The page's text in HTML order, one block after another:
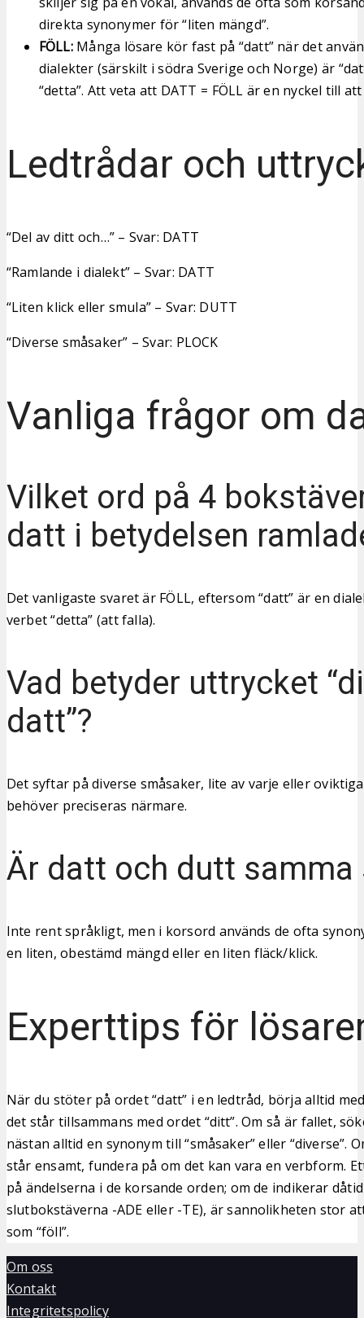
direkta synonymer för “liten mängd”.
FÖLL:Många lösare kör fast på “datt” när det
dialekter (särskilt i södra Sverige och Norge) är
“detta”. Att veta att DATT = FÖLL är en nyckel till
Ledtrådar och
“Del av ditt och…” – Svar: DATT
“Ramlande i dialekt” – Svar: DATT
“Liten klick eller smula” – Svar: DUTT
“Diverse småsaker” – Svar: PLOCK
Vanliga frågor om
Vilket ord på 4
datt i betydelsen
Det vanligaste svaret är FÖLL, eftersom “datt” är en
verbet “detta” (att falla).
Vad betyder uttrycket
datt”?
Det syftar på diverse småsaker, lite av varje eller
behöver preciseras närmare.
Är datt och dutt samma
Inte rent språkligt, men i korsord används de ofta
en liten, obestämd mängd eller en liten fläck/klick.
Experttips för
När du stöter på ordet “datt” i en ledtråd, börja alltid
det står tillsammans med ordet “ditt”. Om så är fallet,
nästan alltid en synonym till “småsaker” eller “diverse”.
står ensamt, fundera på om det kan vara en verbform.
på ändelserna i de korsande orden; om de indikerar dåtid
slutbokstäverna -ADE eller -TE), är sannolikheten stor
som “föll”.
Om oss
Kontakt
Integritetspolicy